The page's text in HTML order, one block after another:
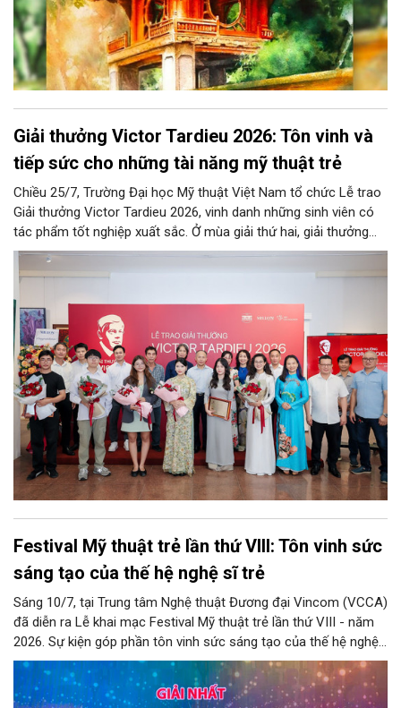
Giải thưởng Victor Tardieu 2026: Tôn vinh và
tiếp sức cho những tài năng mỹ thuật trẻ
Chiều 25/7, Trường Đại học Mỹ thuật Việt Nam tổ chức Lễ trao
Giải thưởng Victor Tardieu 2026, vinh danh những sinh viên có
tác phẩm tốt nghiệp xuất sắc. Ở mùa giải thứ hai, giải thưởng
tiếp tục khẳng định vai trò là bệ phóng cho các tài năng mỹ
thuật trẻ.
Festival Mỹ thuật trẻ lần thứ VIII: Tôn vinh sức
sáng tạo của thế hệ nghệ sĩ trẻ
Sáng 10/7, tại Trung tâm Nghệ thuật Đương đại Vincom (VCCA)
đã diễn ra Lễ khai mạc Festival Mỹ thuật trẻ lần thứ VIII - năm
2026. Sự kiện góp phần tôn vinh sức sáng tạo của thế hệ nghệ
sĩ trẻ, đồng thời phản ánh những xu hướng mới của mỹ thuật
đương đại Việt Nam.